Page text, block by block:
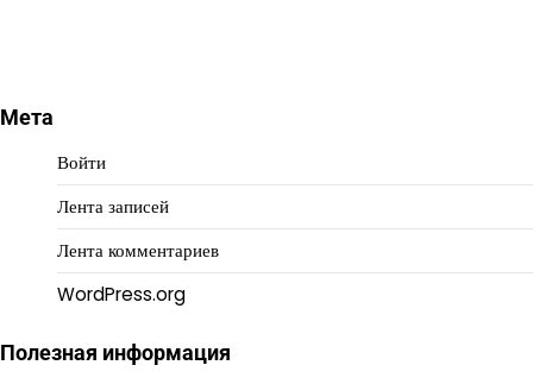
Мета
Войти
Лента записей
Лента комментариев
WordPress.org
Полезная информация